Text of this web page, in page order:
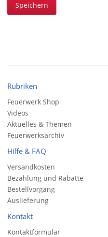
Speichern
Rubriken
Feuerwerk Shop
Videos
Aktuelles & Themen
Feuerwerksarchiv
Hilfe & FAQ
Versandkosten
Bezahlung und Rabatte
Bestellvorgang
Auslieferung
Kontakt
Kontaktformular